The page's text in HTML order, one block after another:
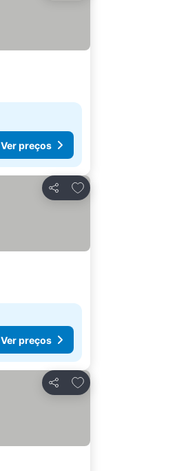
Ver preços
Partilhar
Adicionar aos favoritos
Ver preços
Partilhar
Adicionar aos favoritos